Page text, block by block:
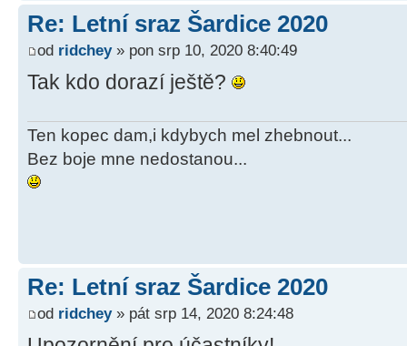
Re: Letní sraz Šardice 2020
od ridchey» pon srp 10, 2020 8:40:49
Tak kdo dorazí ještě?
Ten kopec dam,i kdybych mel zhebnout...
Bez boje mne nedostanou...
Re: Letní sraz Šardice 2020
od ridchey» pát srp 14, 2020 8:24:48